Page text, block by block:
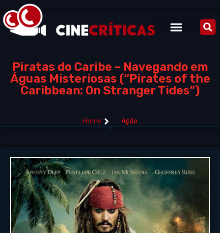
Piratas do Caribe – Navegando em
Águas Misteriosas (“Pirates of the
Caribbean: On Stranger Tides”)
Home Ação